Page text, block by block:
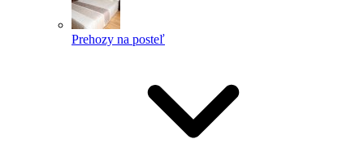
Prehozy na posteľ